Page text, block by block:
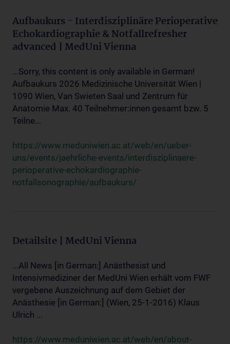
Aufbaukurs - Interdisziplinäre Perioperative
Echokardiographie & Notfallrefresher
advanced | MedUni Vienna
...Sorry, this content is only available in German!
Aufbaukurs 2026 Medizinische Universität Wien |
1090 Wien, Van Swieten Saal und Zentrum für
Anatomie Max. 40 Teilnehmer:innen gesamt bzw. 5
Teilne...
https://www.meduniwien.ac.at/web/en/ueber-
uns/events/jaehrliche-events/interdisziplinaere-
perioperative-echokardiographie-
notfallsonographie/aufbaukurs/
Detailsite | MedUni Vienna
...All News [in German:] Anästhesist und
Intensivmediziner der MedUni Wien erhält vom FWF
vergebene Auszeichnung auf dem Gebiet der
Anästhesie [in German:] (Wien, 25-1-2016) Klaus
Ulrich ...
https://www.meduniwien.ac.at/web/en/about-